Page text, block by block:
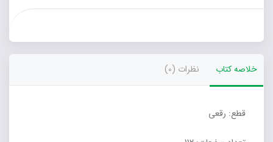
خلاصه کتاب نظرات (0)
قطع: رقعی